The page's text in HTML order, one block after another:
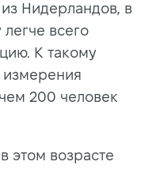
Нидерландов, в
всего
К такому
200 человек
этом возрасте